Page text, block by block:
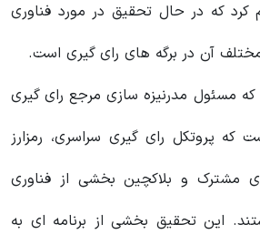
کرد که در حال تحقیق در مورد فناوری
آن در برگه های رای گیری است.
که مسئول مدرنیزه سازی مرجع رای گیری
که پروتکل رای گیری سراسری، رمزارز
مشترک و بلاکچین بخشی از فناوری
این تحقیق بخشی از برنامه ای به